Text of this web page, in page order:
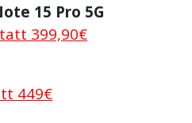
15 Pro 5G
399,90€
449€